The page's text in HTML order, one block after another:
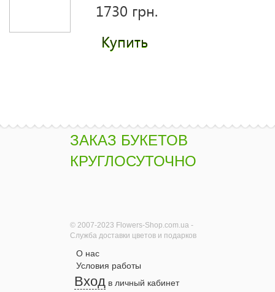
1730 грн.
Купить
Купить
Купить
ЗАКАЗ БУКЕТОВ
КРУГЛОСУТОЧНО
© 2007-2023 Flowers-Shop.com.ua -
Служба доставки цветов и подарков
О нас
Условия работы
Вход в личный кабинет